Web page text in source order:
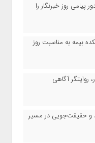
پیامی روز خبرنگار را
بیمه به مناسبت روز
روایتگر آگاهی
و حقیقت‌جویی در مسیر